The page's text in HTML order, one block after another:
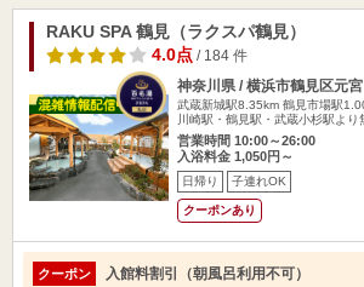
RAKU SPA 鶴見（ラクスパ鶴見）
4.0点/ 184 件
神奈川県 / 横浜市鶴見区元宮
武蔵新城駅8.35km 鶴見市場駅
川崎駅・鶴見駅・武蔵小杉駅より
営業時間 10:00～26:00
入浴料金 1,050円～
日帰り 子連れOK
クーポンあり
クーポン 入館料割引（朝風呂利用不可）